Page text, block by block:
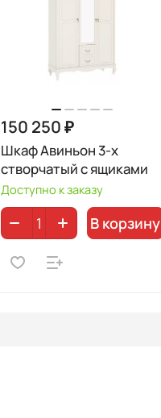
150 250 ₽
Шкаф Авиньон 3-х
створчатый с ящиками
Доступно к заказу
В корзину